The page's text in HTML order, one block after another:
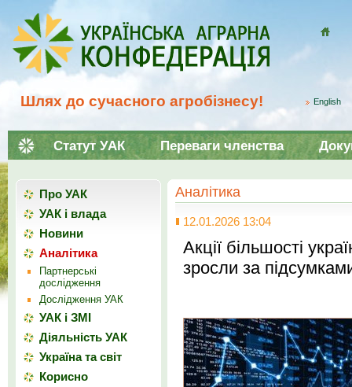
Шлях до сучасного агробізнесу! English
Статут УАК Переваги членства
Аналітика
12.01.2026 13:04
Акції більшості
зросли за
Про УАК
УАК і влада
Новини
Аналітика
Партнерські
дослідження
Дослідження УАК
УАК і ЗМІ
Діяльність УАК
Україна та світ
Корисно